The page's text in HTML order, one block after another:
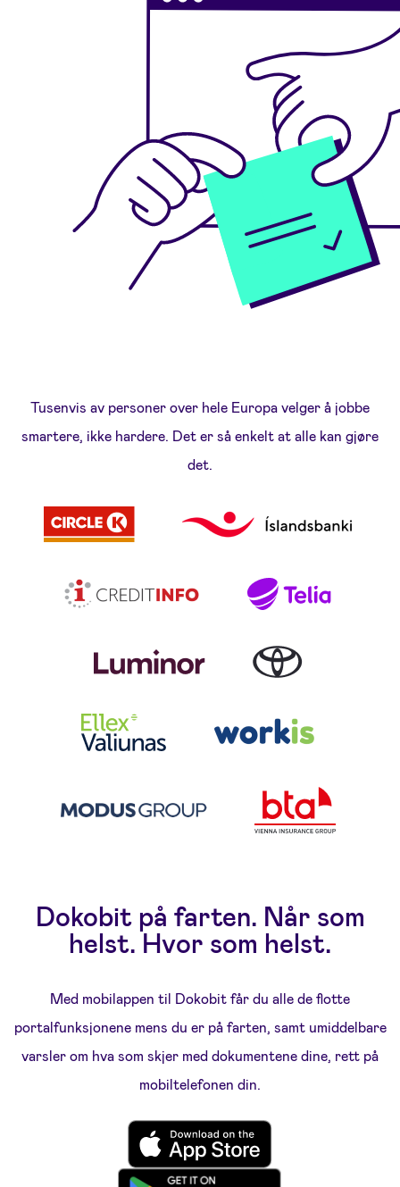
Tusenvis av personer over hele Europa velger å jobbe
smartere, ikke hardere. Det er så enkelt at alle kan gjøre
det.
Dokobit på farten. Når som
helst. Hvor som helst.
Med mobilappen til Dokobit får du alle de flotte
portalfunksjonene mens du er på farten, samt umiddelbare
varsler om hva som skjer med dokumentene dine, rett på
mobiltelefonen din.